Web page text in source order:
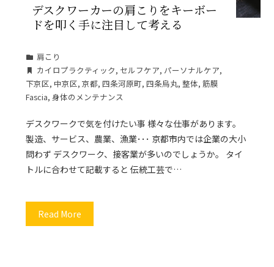
デスクワーカーの肩こりをキーボー
ドを叩く手に注目して考える
肩こり
カイロプラクティック, セルフケア, パーソナルケア,
下京区,中京区,京都,四条河原町,四条烏丸,整体,筋膜
Fascia,身体のメンテナンス
デスクワークで気を付けたい事 様々な仕事があります。
製造、サービス、農業、漁業･･･ 京都市内では企業の大小
問わず デスクワーク、接客業が多いのでしょうか。 タイ
トルに合わせて記載すると 伝統工芸で…
Read More